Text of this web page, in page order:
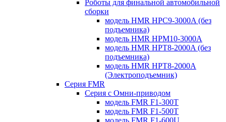
Роботы для финальной автомобильной
сборки
модель HMR HPC9-3000A (без
подъемника)
модель HMR HPM10-3000A
модель HMR HPT8-2000A (без
подъемника)
модель HMR HPT8-2000A
(Электроподъемник)
Серия FMR
Серия с Омни-приводом
модель FMR F1-300T
модель FMR F1-500T
модель FMR F1-600U